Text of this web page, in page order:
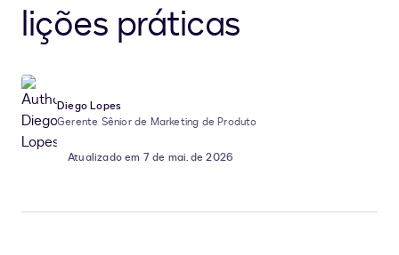
lições práticas
Diego Lopes
Gerente Sênior de Marketing de Produto
Atualizado em 7 de mai. de 2026